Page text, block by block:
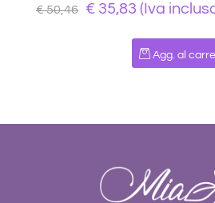
€ 50,46 € 35,83 (Iva
Quantità
Agg. al